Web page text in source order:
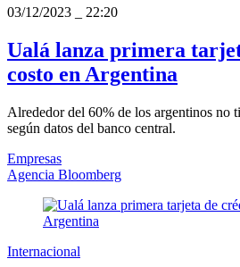
03/12/2023
22:20
Ualá lanza primera
costo en Argentina
Alrededor del 60% de los argentinos no
según datos del banco central.
Empresas
Agencia Bloomberg
Internacional